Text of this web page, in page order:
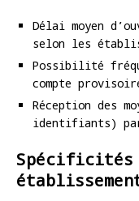
Délai moyen
selon les
Possibilité
compte
Réception des
identifiants)
Spécificités